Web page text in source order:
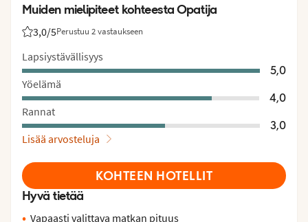
Muiden mielipiteet kohteesta Opatija
3,0/5Perustuu 2 vastaukseen
Asiakkaidemme arviot: 3/5
Lapsiystävällisyys
5,0
Yöelämä
4,0
Rannat
3,0
Lisää arvosteluja
KOHTEEN HOTELLIT
Hyvä tietää
Vapaasti valittava matkan pituus